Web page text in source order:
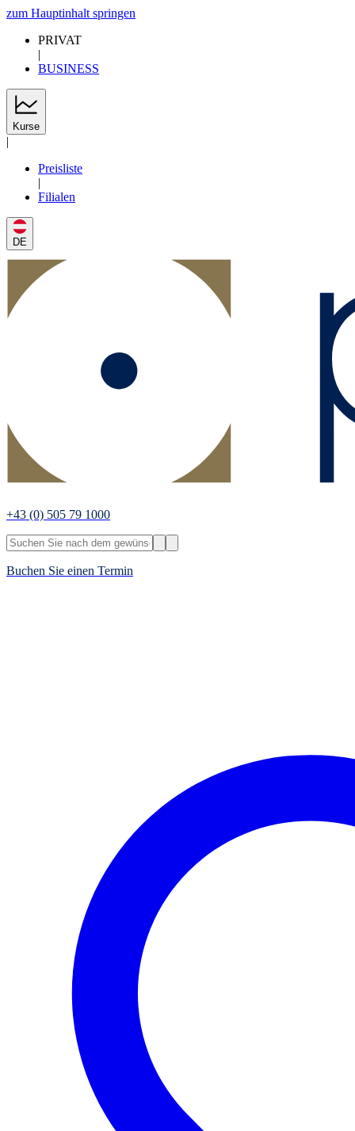
zum Hauptinhalt springen
PRIVAT
|
BUSINESS
Kurse
|
Preisliste
|
Filialen
DE
+43 (0) 505 79 1000
Buchen Sie einen Termin